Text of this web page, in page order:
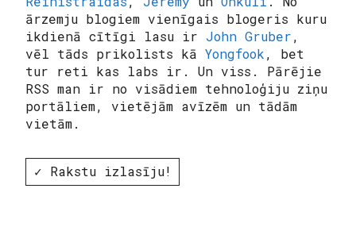
ārzemju blogiem vienīgais blogeris kuru
ikdienā cītīgi lasu ir John Gruber,
vēl tāds prikolists kā Yongfook, bet
tur reti kas labs ir. Un viss. Pārējie
RSS man ir no visādiem tehnoloģiju ziņu
portāliem, vietējām avīzēm un tādām
vietām.
✓ Rakstu izlasīju!